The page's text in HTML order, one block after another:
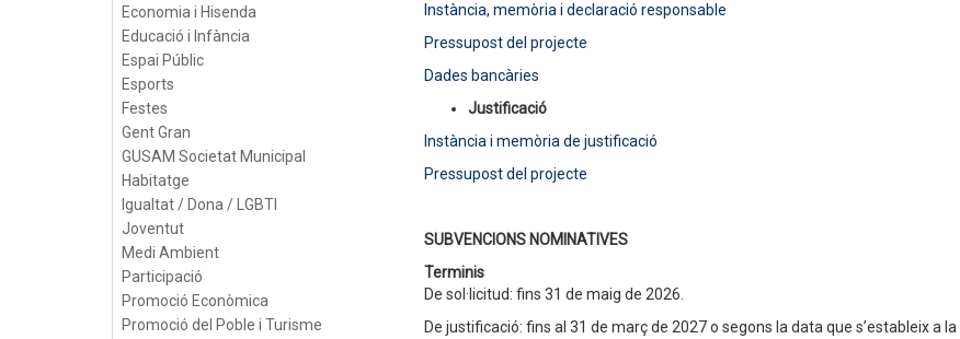
Economia i Hisenda
Educació i Infància
Espai Públic
Esports
Festes
Gent Gran
GUSAM Societat Municipal
Habitatge
Igualtat / Dona / LGBTI
Joventut
Medi Ambient
Participació
Promoció Econòmica
Promoció del Poble i Turisme
Instància, memòria i declaració responsable
Pressupost del projecte
Dades bancàries
Justificació
Instància i memòria de justificació
Pressupost del projecte
SUBVENCIONS NOMINATIVES
Terminis
De sol·licitud: fins 31 de maig de 2026.
De justificació: fins al 31 de març de 2027 o segons la data que s’estableix a